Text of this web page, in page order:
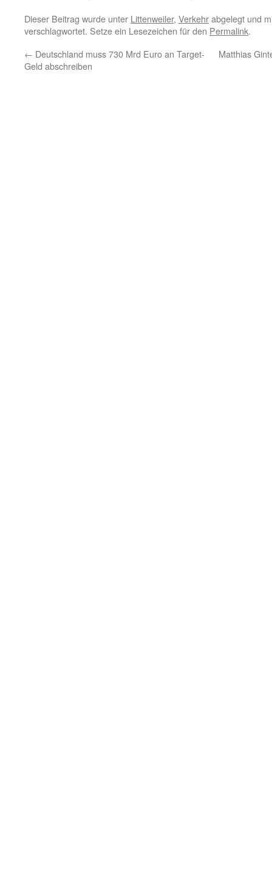
Dieser Beitrag wurde unter Littenweiler, Verkehrabgelegt und
verschlagwortet. Setze ein Lesezeichen für den Permalink.
← Deutschland muss 730 Mrd Euro an Target-
Geld abschreiben
Matthias